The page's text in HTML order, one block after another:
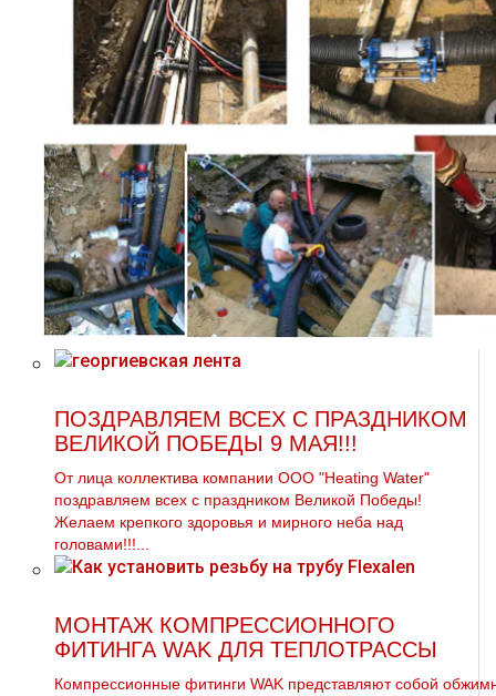
ПОЗДРАВЛЯЕМ ВСЕХ С ПРАЗДНИКОМ
ВЕЛИКОЙ ПОБЕДЫ 9 МАЯ!!!
От лица коллектива компании ООО "Heating Water"
поздравляем всех с праздником Великой Победы!
Желаем крепкого здоровья и мирного неба над
головами!!!...
МОНТАЖ КОМПРЕССИОННОГО
ФИТИНГА WAK ДЛЯ ТЕПЛОТРАССЫ
Компрессионные фитинги WAK представляют собой